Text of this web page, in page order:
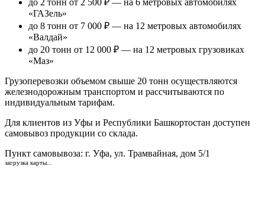
«ГАЗель»
до 8 тонн от 7 000 ₽ — на 12 метровых автомобилях
«Валдай»
до 20 тонн от 12 000 ₽ — на 12 метровых грузовиках
«Маз»
Грузоперевозки объемом свыше 20 тонн осуществляются
железнодорожным транспортом и рассчитываются по
индивидуальным тарифам.
Для клиентов из Уфы и Республики Башкортостан доступен
самовывоз продукции со склада.
Пункт самовывоза: г. Уфа, ул. Трамвайная, дом 5/1
загрузка карты...